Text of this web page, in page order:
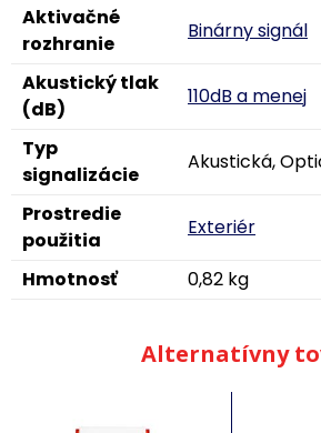
Aktivačné
rozhranie
Binárny signál
Akustický tlak
(dB)
110dB a menej
Typ
signalizácie
Akustická,
Prostredie
použitia
Exteriér
Hmotnosť 0,82 kg
Alternatívny